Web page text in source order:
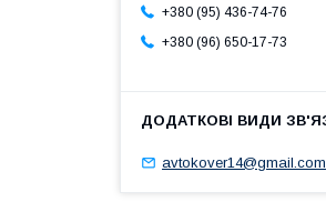
+380 (95) 436-74-76
+380 (96) 650-17-73
avtokover14@gmail.com